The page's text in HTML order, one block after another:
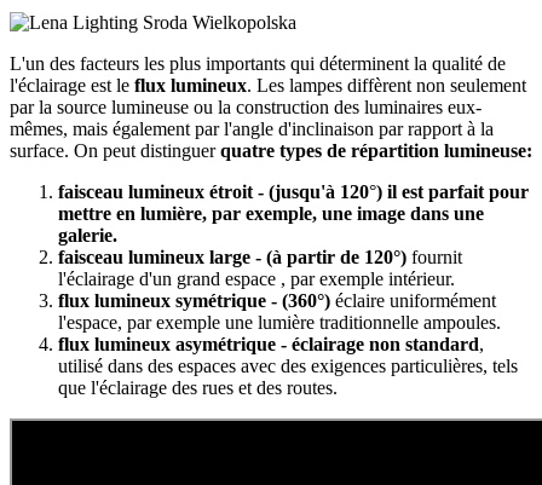
L'un des facteurs les plus importants qui déterminent la qualité de
l'éclairage est le flux lumineux. Les lampes diffèrent non seulement
par la source lumineuse ou la construction des luminaires eux-
mêmes, mais également par l'angle d'inclinaison par rapport à la
surface. On peut distinguerquatre types de répartition lumineuse:
faisceau lumineux étroit - (jusqu'à 120°) il est parfait pour
mettre en lumière, par exemple, une image dans une
galerie.
faisceau lumineux large - (à partir de 120°) fournit
l'éclairage d'un grand espace , par exemple intérieur.
flux lumineux symétrique - (360°) éclaire uniformément
l'espace, par exemple une lumière traditionnelle ampoules.
flux lumineux asymétrique - éclairage non standard,
utilisé dans des espaces avec des exigences particulières, tels
que l'éclairage des rues et des routes.